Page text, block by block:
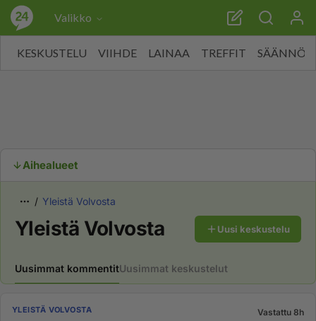
Valikko
KESKUSTELU VIIHDE LAINAA TREFFIT SÄÄNNÖT
Aihealueet
Yleistä Volvosta
Yleistä Volvosta Uusi keskustelu
Uusimmat kommentitUusimmat keskustelut
YLEISTÄ VOLVOSTA Vastattu 8h